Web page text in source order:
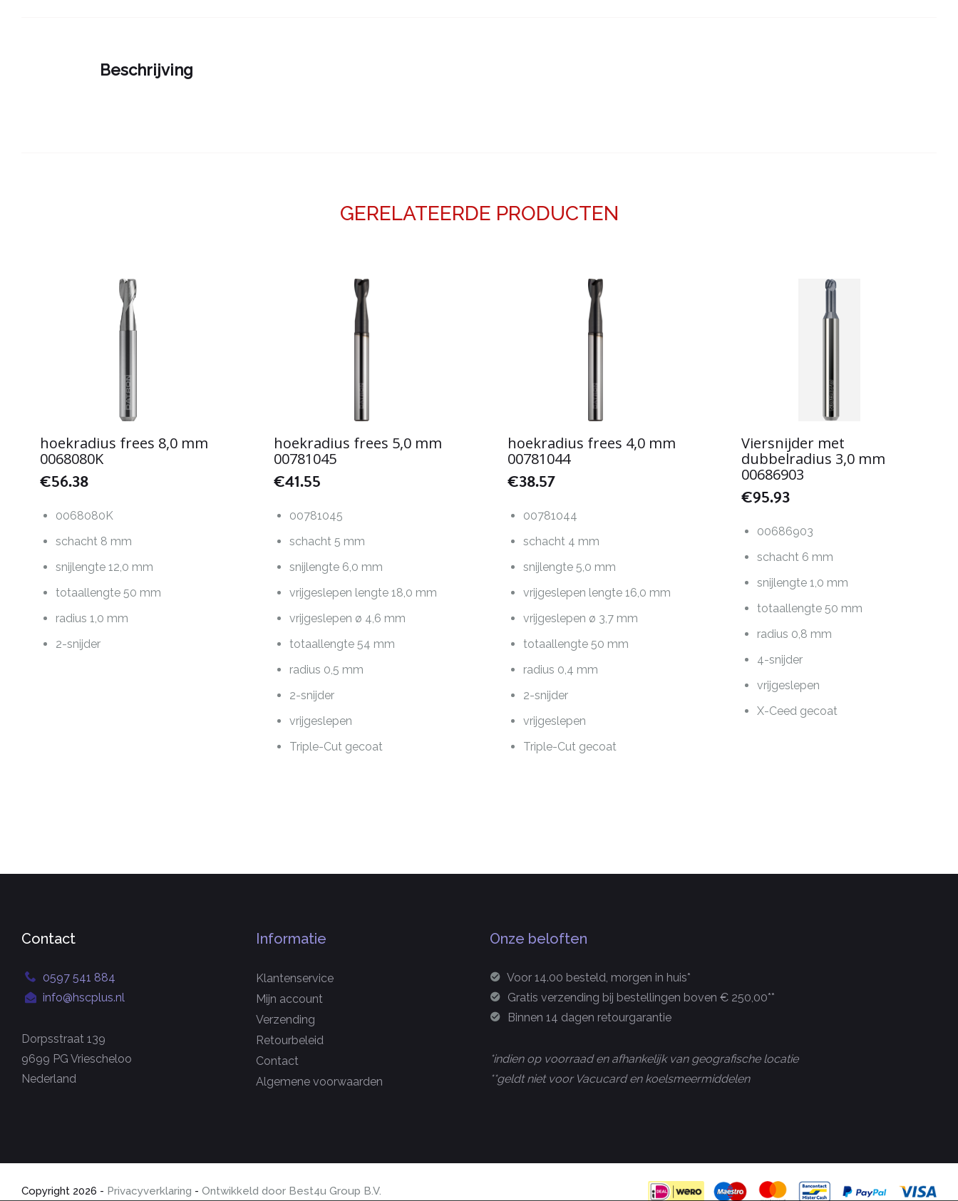
Beschrijving
GERELATEERDE PRODUCTEN
hoekradius frees 8,0 mm
0068080K
€56.38
0068080K
schacht 8 mm
snijlengte 12,0 mm
totaallengte 50 mm
radius 1,0 mm
2-snijder
hoekradius frees 5,0 mm
00781045
€41.55
00781045
schacht 5 mm
snijlengte 6,0 mm
vrijgeslepen lengte 18,0 mm
vrijgeslepen ø 4,6 mm
totaallengte 54 mm
radius 0,5 mm
2-snijder
vrijgeslepen
Triple-Cut gecoat
hoekradius frees 4,0 mm
00781044
€38.57
00781044
schacht 4 mm
snijlengte 5,0 mm
vrijgeslepen lengte 16,0 mm
vrijgeslepen ø 3,7 mm
totaallengte 50 mm
radius 0,4 mm
2-snijder
vrijgeslepen
Triple-Cut gecoat
Viersnijder met
dubbelradius 3,0 mm
00686903
€95.93
00686903
schacht 6 mm
snijlengte 1,0 mm
totaallengte 50 mm
radius 0,8 mm
4-snijder
vrijgeslepen
X-Ceed gecoat
Contact
0597 541 884
info@hscplus.nl
Dorpsstraat 139
9699 PG Vriescheloo
Nederland
Informatie
Klantenservice
Mijn account
Verzending
Retourbeleid
Contact
Algemene voorwaarden
Onze beloften
Voor 14.00 besteld, morgen in huis*
Gratis verzending bij bestellingen boven € 250,00**
Binnen 14 dagen retourgarantie
*indien op voorraad en afhankelijk van geografische locatie
**geldt niet voor Vacucard en koelsmeermiddelen
Copyright 2026 - Privacyverklaring - Ontwikkeld door Best4u Group B.V.